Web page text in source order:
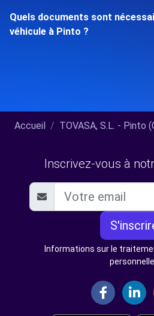
Quels documents sont
véhicule à Pinto ?
Accueil TOVASA, S.L. - Pinto
Inscrivez-vous à
Informations sur le